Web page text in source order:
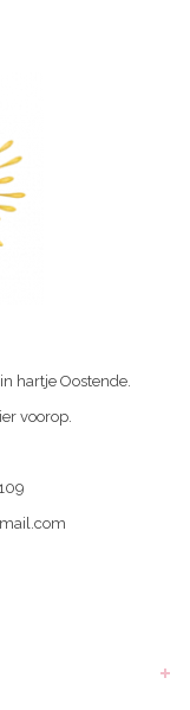
hartje Oostende.
voorop.